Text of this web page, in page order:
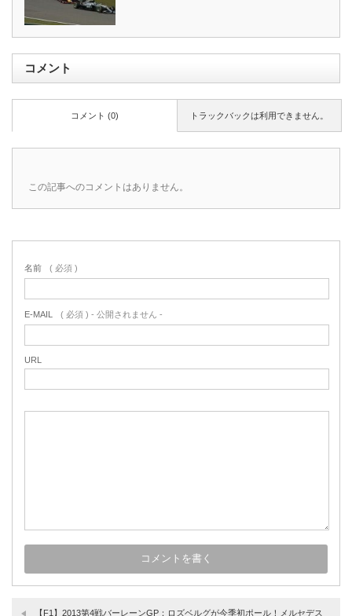
コメント
トラックバックは利用できません。
コメント (0)
この記事へのコメントはありません。
名前 ( 必須 )
E-MAIL ( 必須 ) - 公開されません -
URL
【F1】2013第4戦バーレーンGP：ロズベルグが今季初ポール！メルセデス